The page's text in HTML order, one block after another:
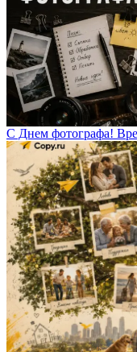
С Днем фотографа!